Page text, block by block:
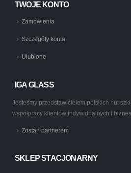
TWOJE KONTO
Zamówienia
Szczegóły konta
Ulubione
IGA GLASS
Jesteśmy przedstawicielem polskich hut
współpracy klientów indywidualnych i
Zostań partnerem
SKLEP STACJONARNY